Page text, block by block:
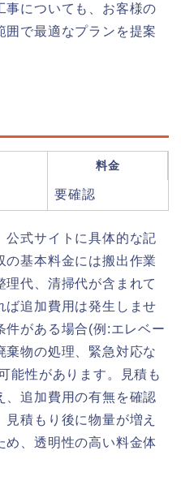
事についても、お客様の
囲で最適なプランを提案
料金
要確認
公式サイトに具体的な記
の基本料金には搬出作業
理代、清掃代が含まれて
ば追加費用は発生しませ
件がある場合(例:エレベー
棄物の処理、緊急対応な
能性があります。見積も
、追加費用の有無を確認
積もり後に物量が増え
め、透明性の高い料金体